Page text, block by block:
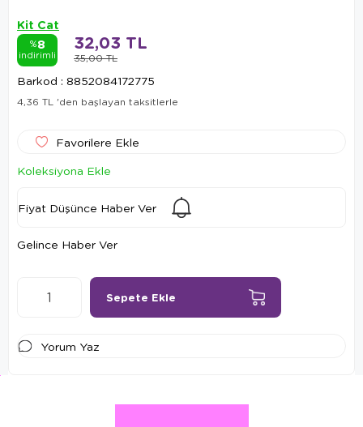
Kit Cat
%8
indirimli 35,00 TL
32,03 TL
Barkod : 8852084172775
4,36 TL 'den başlayan taksitlerle
Favorilere Ekle
Koleksiyona Ekle
Fiyat Düşünce Haber Ver
Gelince Haber Ver
Yorum Yaz